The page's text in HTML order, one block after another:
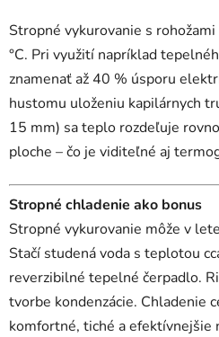
Stropné vykurovanie s
°C. Pri využití napríklad
znamenať až 40 % úsporu
hustomu uloženiu kapilárnych
15 mm) sa teplo rozdeľuje
ploche – čo je viditeľné aj
Stropné chladenie ako bonus
Stropné vykurovanie môže v
Stačí studená voda s teplotou
reverzibilné tepelné čerpadlo.
tvorbe kondenzácie. Chladenie
komfortné, tiché a efektívnejšie